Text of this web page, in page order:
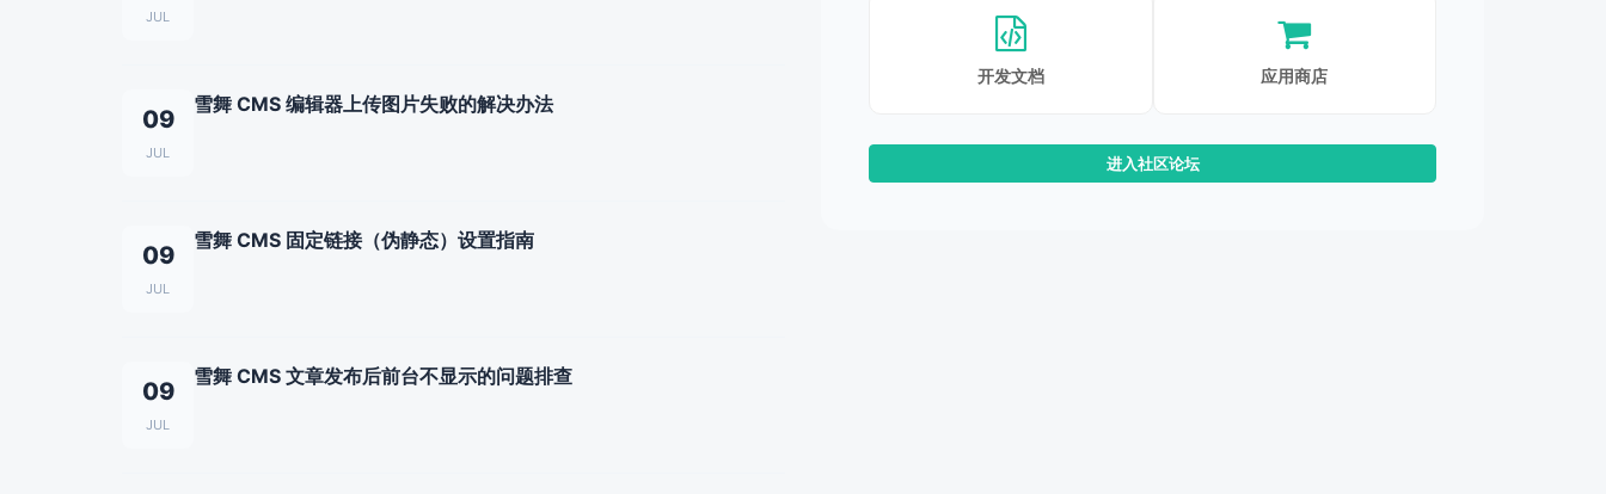
JUL
09
JUL
雪舞 CMS 编辑器上传图片失败的解决办法
09
JUL
雪舞 CMS 固定链接（伪静态）设置指南
09
JUL
雪舞 CMS 文章发布后前台不显示的问题排查
开发文档 应用商店
进入社区论坛